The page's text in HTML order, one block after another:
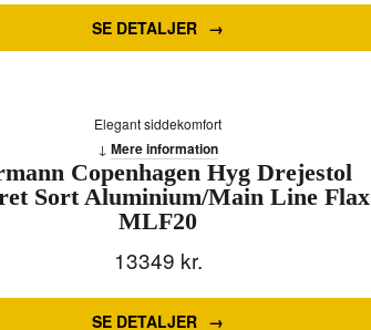
SE DETALJER
Elegant siddekomfort
Copenhagen Hyg Drejestol
Sort Aluminium/Main Line Flax
MLF20
13349 kr.
SE DETALJER
Mere information